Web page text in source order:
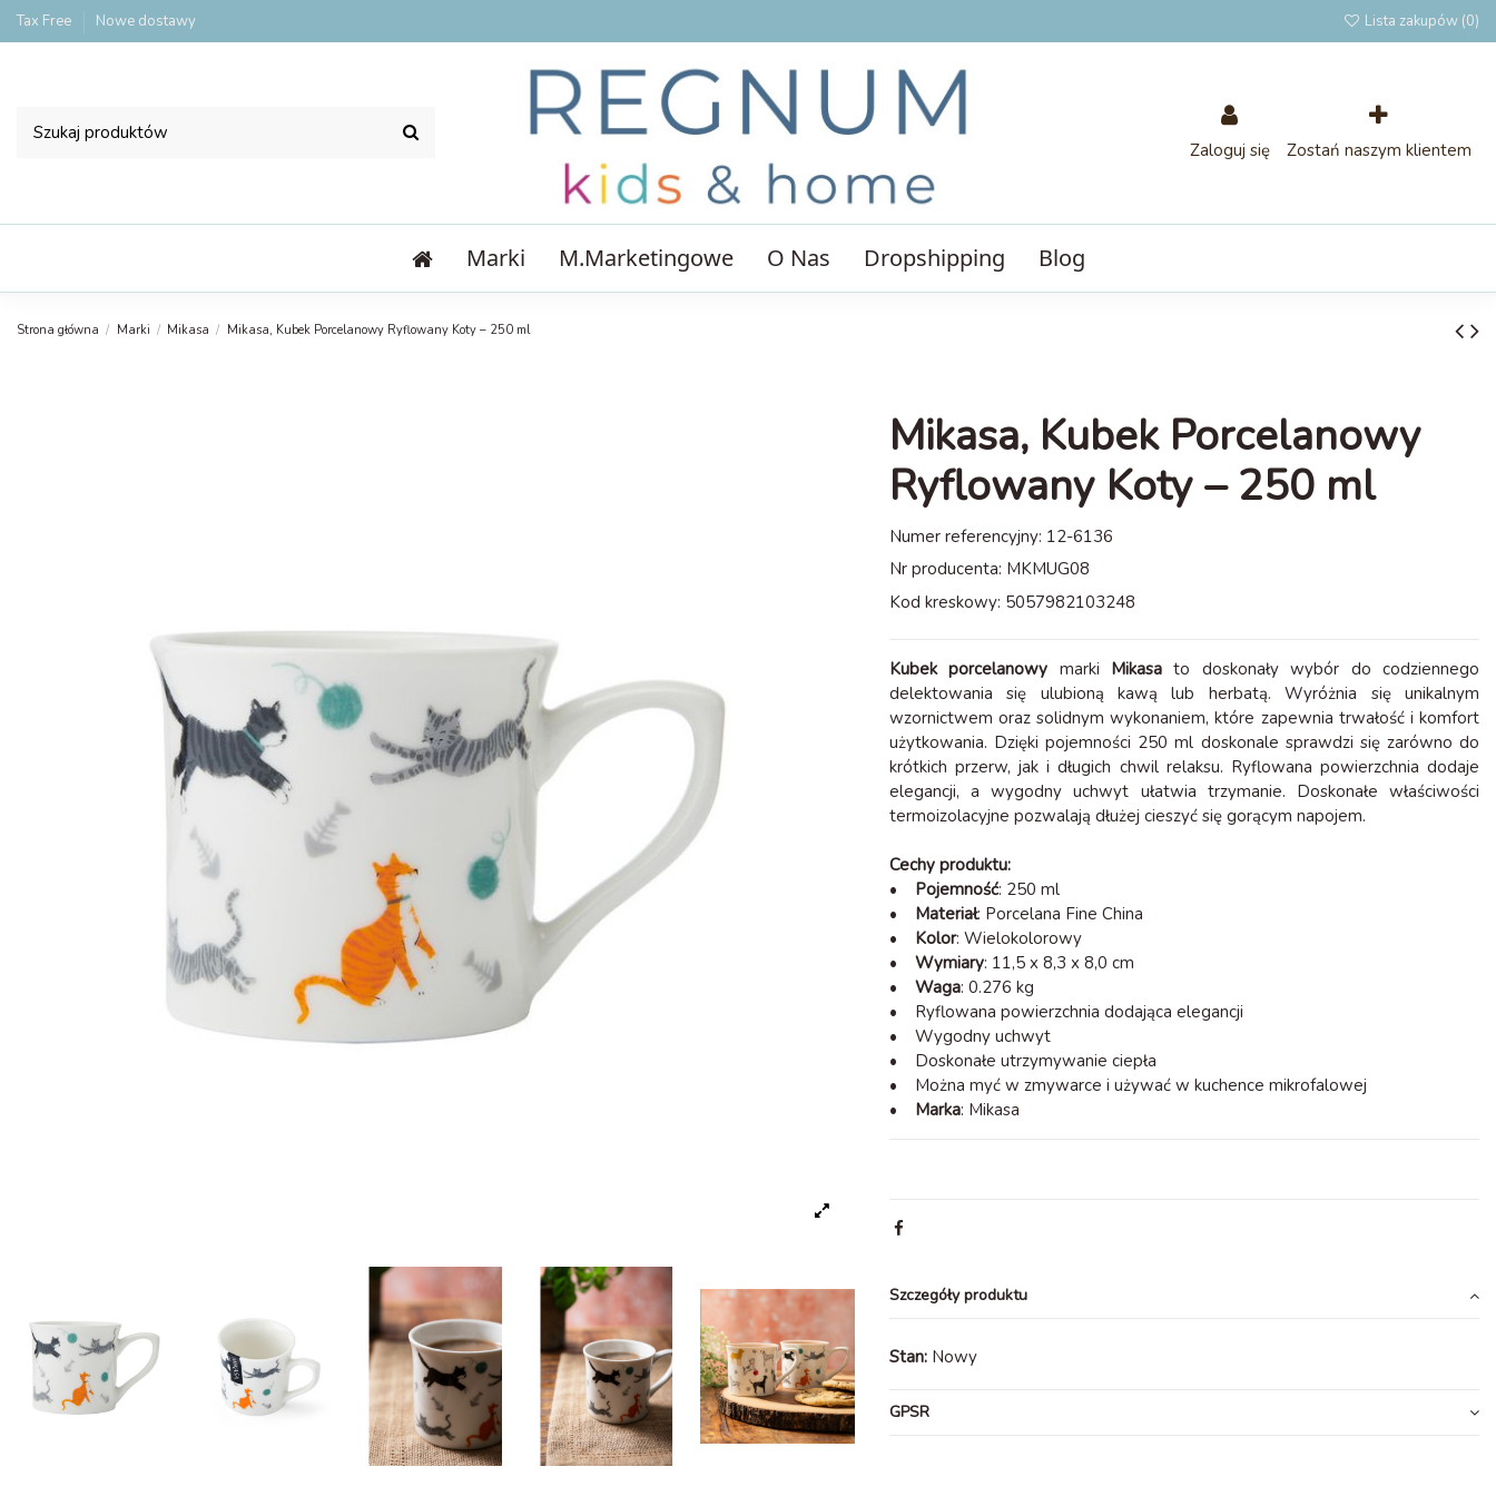
Tax Free Nowe dostawy Lista zakupów (0)
Zaloguj się Zostań naszym klientem
Marki M.Marketingowe O Nas Dropshipping Blog
Strona główna Marki Mikasa Mikasa, Kubek Porcelanowy Ryflowany Koty – 250 ml
Mikasa, Kubek Porcelanowy
Ryflowany Koty – 250 ml
Numer referencyjny: 12-6136
Nr producenta: MKMUG08
Kod kreskowy: 5057982103248
Kubek porcelanowy marki Mikasa to doskonały wybór do codziennego
delektowania się ulubioną kawą lub herbatą. Wyróżnia się unikalnym
wzornictwem oraz solidnym wykonaniem, które zapewnia trwałość i komfort
użytkowania. Dzięki pojemności 250 ml doskonale sprawdzi się zarówno do
krótkich przerw, jak i długich chwil relaksu. Ryflowana powierzchnia dodaje
elegancji, a wygodny uchwyt ułatwia trzymanie. Doskonałe właściwości
termoizolacyjne pozwalają dłużej cieszyć się gorącym napojem.
Cechy produktu:
• Pojemność: 250 ml
• Materiał: Porcelana Fine China
• Kolor: Wielokolorowy
• Wymiary: 11,5 x 8,3 x 8,0 cm
• Waga: 0.276 kg
• Ryflowana powierzchnia dodająca elegancji
• Wygodny uchwyt
• Doskonałe utrzymywanie ciepła
• Można myć w zmywarce i używać w kuchence mikrofalowej
• Marka: Mikasa
Szczegóły produktu
Stan: Nowy
GPSR